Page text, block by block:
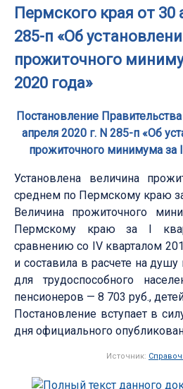
Пермского края от 30
285-п «Об
прожиточного
2020 года»
Постановление
апреля 2020 г. N 285-п «Об
прожиточного минимума за
Установлена величина
среднем по Пермскому краю
Величина прожиточного
Пермскому краю за I
сравнению со IV кварталом
и составила в расчете на
для трудоспособного
пенсионеров — 8 703 руб.,
Постановление вступает в
дня официального
Источник: